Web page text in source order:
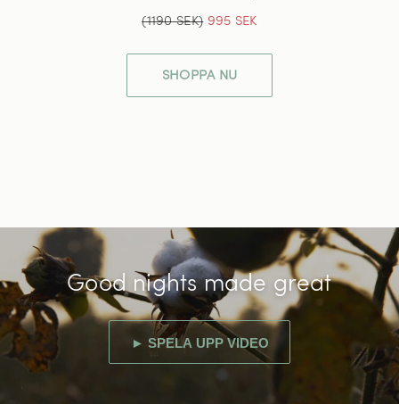
(1190 SEK) 995 SEK
SHOPPA NU
Good nights made great
► SPELA UPP VIDEO